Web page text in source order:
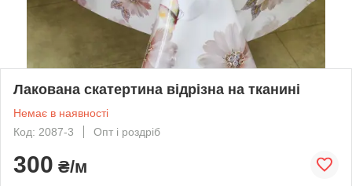
Лакована скатертина відрізна на тканині
Немає в наявності
Код: 2087-3
Опт і роздріб
300 ₴/м